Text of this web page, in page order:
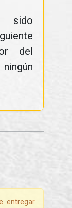
sido
del
entregar